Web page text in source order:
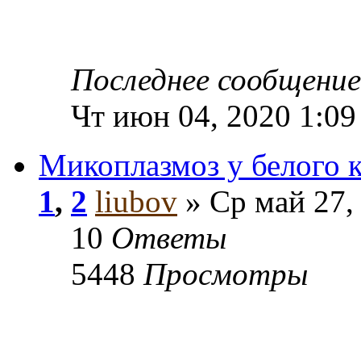
Последнее
Чт июн 04, 2020
Микоплазмоз у белого
1, 2 liubov » Ср май 27,
10 Ответы
5448 Просмотры